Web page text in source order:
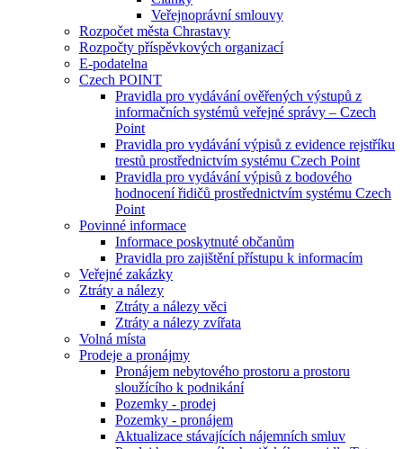
Veřejnoprávní smlouvy
Rozpočet města Chrastavy
Rozpočty příspěvkových organizací
E-podatelna
Czech POINT
Pravidla pro vydávání ověřených výstupů z
informačních systémů veřejné správy – Czech
Point
Pravidla pro vydávání výpisů z evidence rejstříku
trestů prostřednictvím systému Czech Point
Pravidla pro vydávání výpisů z bodového
hodnocení řidičů prostřednictvím systému Czech
Point
Povinné informace
Informace poskytnuté občanům
Pravidla pro zajištění přístupu k informacím
Veřejné zakázky
Ztráty a nálezy
Ztráty a nálezy věci
Ztráty a nálezy zvířata
Volná místa
Prodeje a pronájmy
Pronájem nebytového prostoru a prostoru
sloužícího k podnikání
Pozemky - prodej
Pozemky - pronájem
Aktualizace stávajících nájemních smluv